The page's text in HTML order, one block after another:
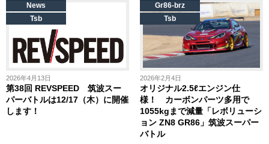
2026年4月13日
第38回 REVSPEED 筑波スー
パーバトルは12/17（木）に開催
します！
News
Tsb
2026年2月4日
オリジナル2.5ℓエンジン仕
様！ カーボンパーツ多用で
1055kgまで減量「レボリューシ
ョン ZN8 GR86」筑波スーパー
バトル
Gr86-brz
Tsb